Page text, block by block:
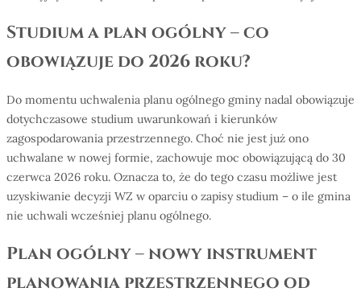
Studium a plan ogólny – co
obowiązuje do 2026 roku?
Do momentu uchwalenia planu ogólnego gminy nadal obowiązuje
dotychczasowe studium uwarunkowań i kierunków
zagospodarowania przestrzennego. Choć nie jest już ono
uchwalane w nowej formie, zachowuje moc obowiązującą do 30
czerwca 2026 roku. Oznacza to, że do tego czasu możliwe jest
uzyskiwanie decyzji WZ w oparciu o zapisy studium – o ile gmina
nie uchwali wcześniej planu ogólnego.
Plan ogólny – nowy instrument
planowania przestrzennego od